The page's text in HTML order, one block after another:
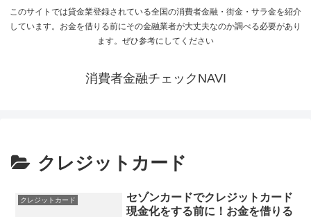
このサイトでは貸金業登録されている全国の消費者金融・街金・サラ金を紹介
しています。お金を借りる前にその金融業者が大丈夫なのか調べる必要があり
ます。ぜひ参考にしてください
消費者金融チェックNAVI
クレジットカード
クレジットカード
セゾンカードでクレジットカード
現金化をする前に！お金を借りる